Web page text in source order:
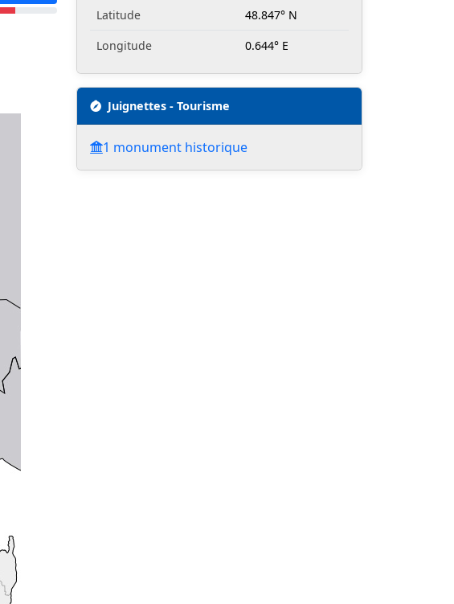
Latitude
48.847° N
Longitude
0.644° E
Juignettes - Tourisme
1 monument historique